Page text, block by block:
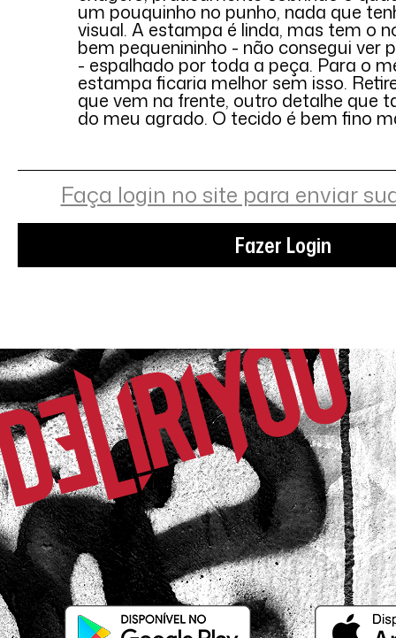
um pouquinho no punho, nada que
visual. A estampa é linda, mas tem o
bem pequenininho - não consegui ver
- espalhado por toda a peça. Para o
estampa ficaria melhor sem isso.
que vem na frente, outro detalhe que
do meu agrado. O tecido é bem fino
Carolina R.
Comprador Verificado
Bárbara B.
Comprador Verificado
25/02/2026 às 20h07
Juazeiro do Norte / CE
achei ela bem bonitinha, pedi P, e já é
Raffaela D.
Faça login no site para enviar
Fazer Login